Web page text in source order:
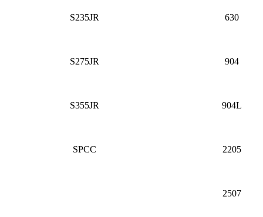
S235JR 630
S275JR 904
S355JR 904L
SPCC 2205
2507